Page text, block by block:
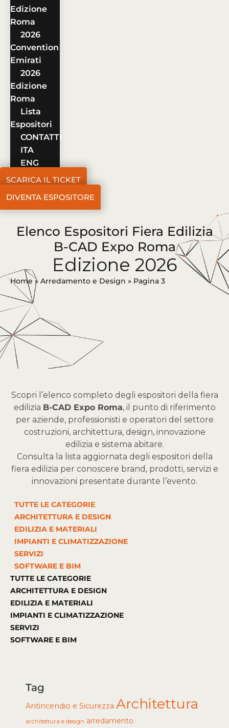
Edizione
Roma
2026
Convention
Emirati
2026
Edizione
Roma
Lista
Espositori
CONTATTI
ITA
ENG
SCARICA IL TICKET
DIVENTA ESPOSITORE
Elenco Espositori Fiera Edilizia
B-CAD Expo Roma
Edizione 2026
Home» Arredamento e Design » Pagina 3
Scopri l’elenco completo degli espositori della fiera
edilizia B-CAD Expo Roma, il punto di riferimento
per aziende, professionisti e operatori del settore
costruzioni, architettura, design, innovazione
edilizia e sistema abitare.
Consulta la lista aggiornata degli espositori della
fiera edilizia per conoscere brand, prodotti, servizi e
innovazioni presentate durante l’evento.
TUTTE LE CATEGORIE
ARCHITETTURA E DESIGN
EDILIZIA E MATERIALI
IMPIANTI E CLIMATIZZAZIONE
SERVIZI
SOFTWARE E BIM
TUTTE LE CATEGORIE
ARCHITETTURA E DESIGN
EDILIZIA E MATERIALI
IMPIANTI E CLIMATIZZAZIONE
SERVIZI
SOFTWARE E BIM
Tag
Antincendio e Sicurezza Architettura
architettura e design arredamento